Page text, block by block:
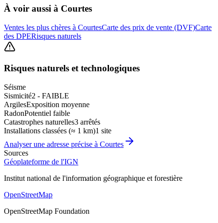
À voir aussi à Courtes
Ventes les plus chères à CourtesCarte des prix de vente (DVF)Carte
des DPERisques naturels
Risques naturels et technologiques
Séisme
Sismicité2 - FAIBLE
ArgilesExposition moyenne
RadonPotentiel faible
Catastrophes naturelles3 arrêtés
Installations classées (≈ 1 km)1 site
Analyser une adresse précise à Courtes
Sources
Géoplateforme de l'IGN
Institut national de l'information géographique et forestière
OpenStreetMap
OpenStreetMap Foundation